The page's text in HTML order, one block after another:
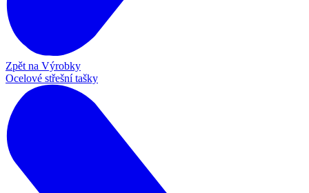
Zpět na Výrobky
Ocelové střešní tašky